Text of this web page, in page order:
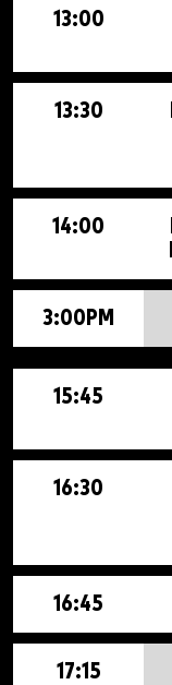
13:00
13:30
14:00
3:00PM
15:45
16:30
16:45
17:15